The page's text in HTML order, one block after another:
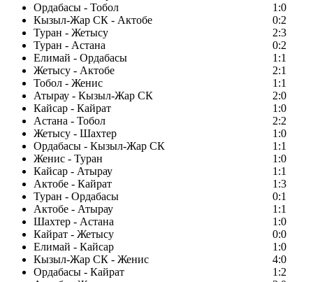
Ордабасы - Тобол
1:0
Кызыл-Жар СК - Актобе
0:2
Туран - Жетысу
2:3
Туран - Астана
0:2
Елимай - Ордабасы
1:1
Жетысу - Актобе
2:1
Тобол - Женис
1:1
Атырау - Кызыл-Жар СК
2:0
Кайсар - Кайрат
1:0
Астана - Тобол
2:2
Жетысу - Шахтер
1:0
Ордабасы - Кызыл-Жар СК
1:1
Женис - Туран
1:0
Кайсар - Атырау
1:1
Актобе - Кайрат
1:3
Туран - Ордабасы
0:1
Актобе - Атырау
1:1
Шахтер - Астана
1:0
Кайрат - Жетысу
0:0
Елимай - Кайсар
1:0
Кызыл-Жар СК - Женис
4:0
Ордабасы - Кайрат
1:2